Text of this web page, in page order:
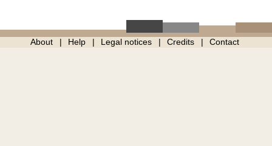
About Help Legal notices Credits Contact